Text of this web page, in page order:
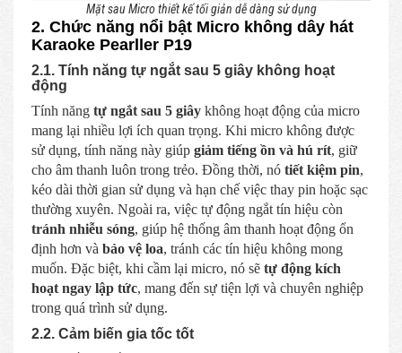
Mặt sau Micro thiết kế tối giản dễ dàng sử dụng
2. Chức năng nổi bật Micro không dây hát
Karaoke Pearller P19
2.1. Tính năng tự ngắt sau 5 giây không hoạt
động
Tính năng tự ngắt sau 5 giây không hoạt động của micro
mang lại nhiều lợi ích quan trọng. Khi micro không được
sử dụng, tính năng này giúp giảm tiếng ồn và hú rít, giữ
cho âm thanh luôn trong trẻo. Đồng thời, nó tiết kiệm pin,
kéo dài thời gian sử dụng và hạn chế việc thay pin hoặc sạc
thường xuyên. Ngoài ra, việc tự động ngắt tín hiệu còn
tránh nhiễu sóng, giúp hệ thống âm thanh hoạt động ổn
định hơn và bảo vệ loa, tránh các tín hiệu không mong
muốn. Đặc biệt, khi cầm lại micro, nó sẽ tự động kích
hoạt ngay lập tức, mang đến sự tiện lợi và chuyên nghiệp
trong quá trình sử dụng.
2.2. Cảm biến gia tốc tốt